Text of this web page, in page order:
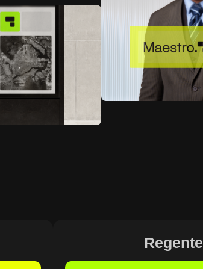
Regente